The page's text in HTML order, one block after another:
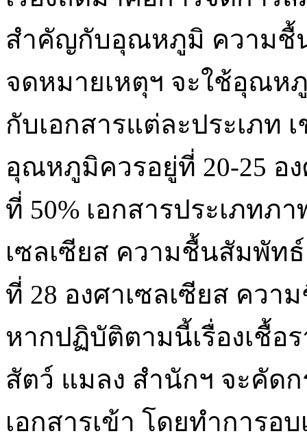
สำคัญกับอุณหภูมิ ความชื้
จดหมายเหตุฯ จะใช้อุณห
กับเอกสารแต่ละประเภท
อุณหภูมิควรอยู่ที่ 20-25 อ
ที่ 50% เอกสารประเภท
เซลเซียส ความชื้นสัมพัท
ที่ 28 องศาเซลเซียส คว
หากปฏิบัติตามนี้เรื่องเชื้อ
สัตว์ แมลง สำนักฯ จะคัด
เอกสารเข้า โดยทำการอ